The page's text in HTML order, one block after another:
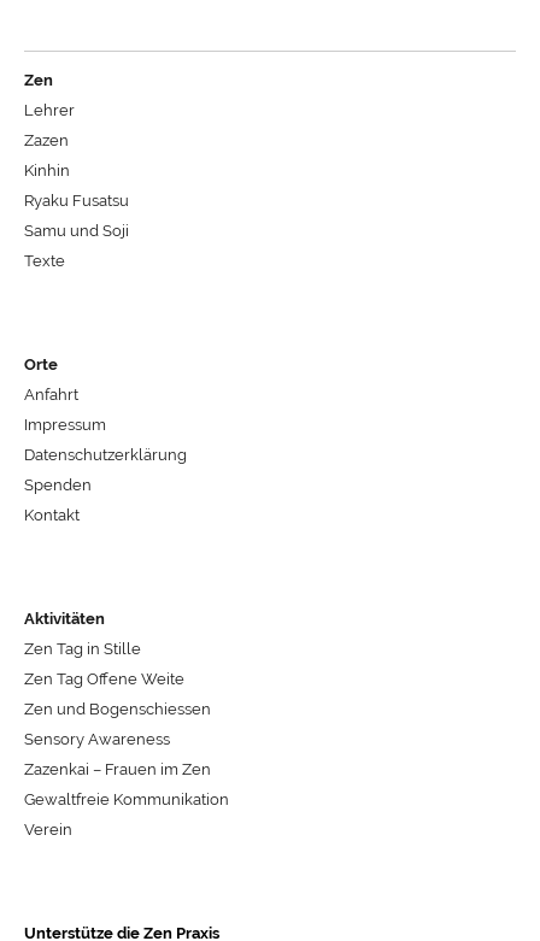
Zen
Lehrer
Zazen
Kinhin
Ryaku Fusatsu
Samu und Soji
Texte
Orte
Anfahrt
Impressum
Datenschutzerklärung
Spenden
Kontakt
Aktivitäten
Zen Tag in Stille
Zen Tag Offene Weite
Zen und Bogenschiessen
Sensory Awareness
Zazenkai – Frauen im Zen
Gewaltfreie Kommunikation
Verein
Unterstütze die Zen Praxis